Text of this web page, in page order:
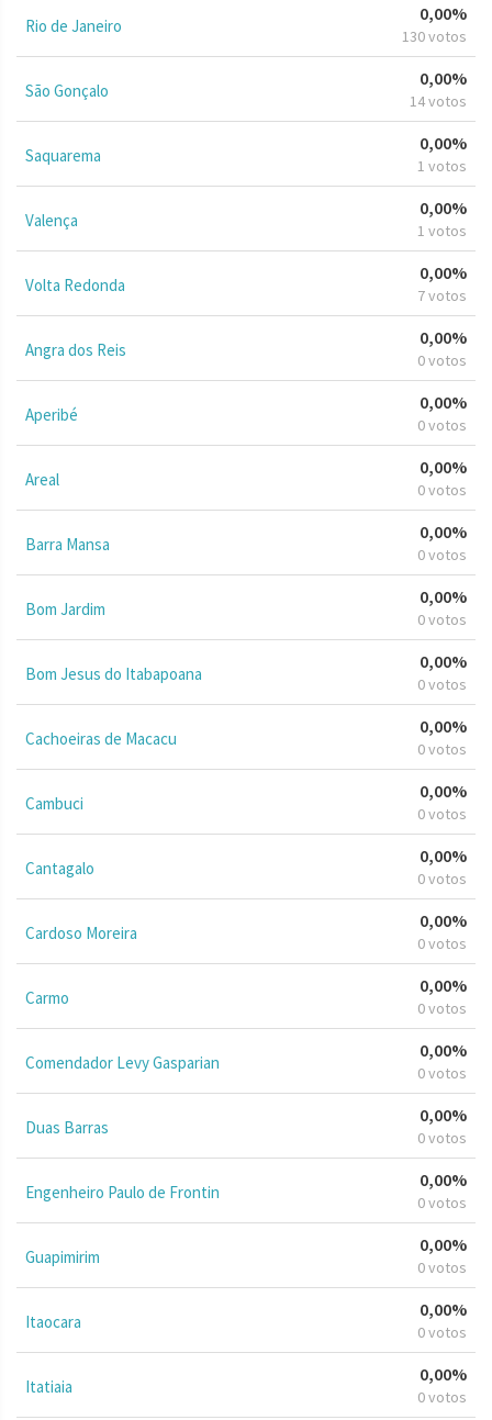
Rio de Janeiro
0,00%
130 votos
São Gonçalo
0,00%
14 votos
Saquarema
0,00%
1 votos
Valença
0,00%
1 votos
Volta Redonda
0,00%
7 votos
Angra dos Reis
0,00%
0 votos
Aperibé
0,00%
0 votos
Areal
0,00%
0 votos
Barra Mansa
0,00%
0 votos
Bom Jardim
0,00%
0 votos
Bom Jesus do Itabapoana
0,00%
0 votos
Cachoeiras de Macacu
0,00%
0 votos
Cambuci
0,00%
0 votos
Cantagalo
0,00%
0 votos
Cardoso Moreira
0,00%
0 votos
Carmo
0,00%
0 votos
Comendador Levy Gasparian
0,00%
0 votos
Duas Barras
0,00%
0 votos
Engenheiro Paulo de Frontin
0,00%
0 votos
Guapimirim
0,00%
0 votos
Itaocara
0,00%
0 votos
Itatiaia
0,00%
0 votos